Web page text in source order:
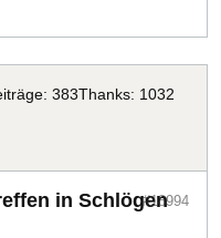
383Thanks: 1032
in Schlögen
#18994